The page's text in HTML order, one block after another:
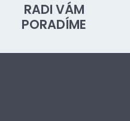
RADI VÁM
PORADÍME